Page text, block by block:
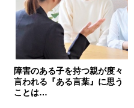
障害のある子を持つ親が度々
言われる『ある言葉』に思う
ことは…